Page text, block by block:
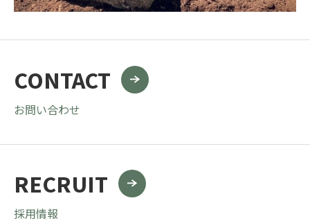
CONTACT
お問い合わせ
RECRUIT
採用情報